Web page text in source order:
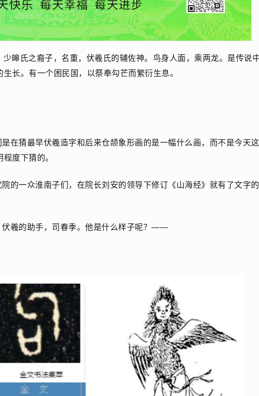
少皞氏之裔子，名重，伏羲氏的辅佐神。鸟身人面，乘两龙。是传说
长。有一个困民国，以祭奉勾芒而繁衍生息。
在猜最早伏羲造字和后来仓颉象形画的是一幅什么画，而不是今天这
度下猜的。
的一众淮南子们，在院长刘安的领导下修订《山海经》就有了文字的
伏羲的助手，司春季。他是什么样子呢？——